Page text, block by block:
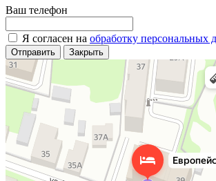
Ваш телефон
Я согласен на обработку персональных
Отправить Закрыть